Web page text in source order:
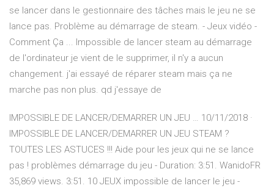
se lancer dans le gestionnaire des tâches mais le jeu ne se
lance pas. Problème au démarrage de steam. - Jeux vidéo -
Comment Ça ... Impossible de lancer steam au démarrage
de l'ordinateur je vient de le supprimer, il n'y a aucun
changement. j'ai essayé de réparer steam mais ça ne
marche pas non plus. qd j'essaye de
IMPOSSIBLE DE LANCER/DEMARRER UN JEU … 10/11/2018 ·
IMPOSSIBLE DE LANCER/DEMARRER UN JEU STEAM ?
TOUTES LES ASTUCES !!! Aide pour les jeux qui ne se lance
pas ! problèmes démarrage du jeu - Duration: 3:51. WanidoFR
35,869 views. 3:51. 10 JEUX impossible de lancer le jeu -